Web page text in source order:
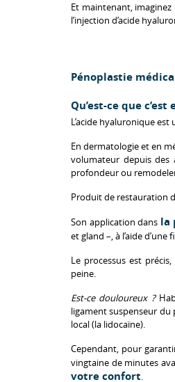
Et maintenant,
l’injection d’acide
Pénoplastie
Qu’est-ce que
L’acide hyaluronique
En dermatologie et en
volumateur depuis des
profondeur ou
Produit de restauration
Son application dans la
et gland –, à l’aide
Le processus est
peine.
Est-ce douloureux ?
ligament suspenseur du
local (la lidocaïne).
Cependant, pour
vingtaine de minutes
votre confort.